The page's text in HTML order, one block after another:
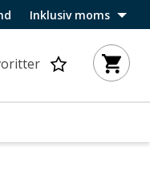
Inklusiv moms